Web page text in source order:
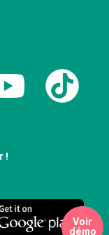
Voir
démo
!